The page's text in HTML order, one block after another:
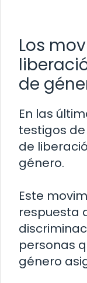
Los
de
En las
testigos
de
género.
Este
respuesta
personas
género